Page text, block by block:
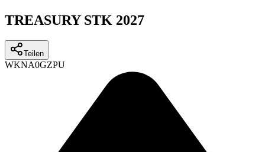
TREASURY STK 2027
Teilen
WKNA0GZPU